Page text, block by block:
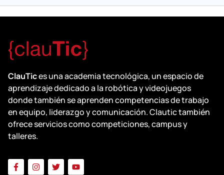
ClauTices una academia tecnológica, un espacio de
aprendizaje dedicado a la robótica y videojuegos
donde también se aprenden competencias de trabajo
en equipo, liderazgo y comunicación. Clautic también
ofrece servicios como competiciones, campus y
talleres.